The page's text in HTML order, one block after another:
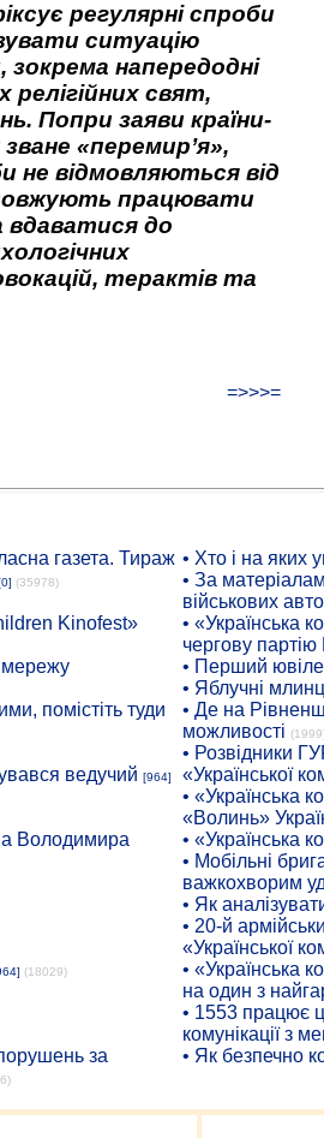
регулярні спроби
ситуацію
зокрема напередодні
релігійних свят,
Попри заяви країни-
«перемир’я»,
не відмовляються від
працювати
вдаватися до
терактів та
=>>>=
газета. Тираж
(35978)
Kinofest»
мережу
помістіть туди
ведучий [964]
Володимира
(18029)
за
• Хто і на яких
• За
військових
• «Українська
чергову партію
• Перший
• Яблучні
• Де на
можливості
• Розвідники
«Української
• «Українська
«Волинь»
• «Українська
• Мобільні
важкохворим
• Як
• 20-й
«Української
• «Українська
на один з
• 1553 працює
комунікації з
• Як безпечно